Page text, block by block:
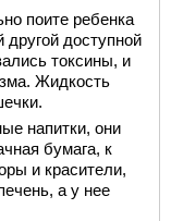
поите ребенка
доступной
токсины, и
Жидкость
напитки, они
бумага, к
и красители,
а у нее